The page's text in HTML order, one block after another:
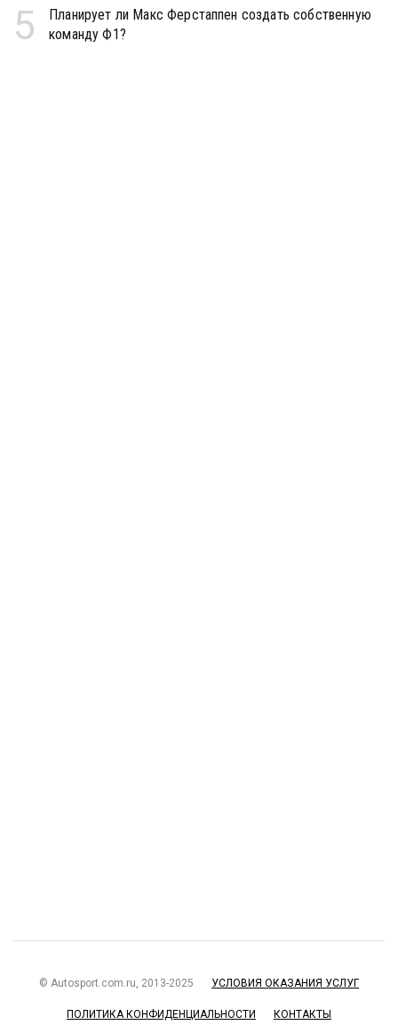
5
Планирует ли Макс Ферстаппен создать собственную
команду Ф1?
© Autosport.com.ru, 2013-2025 УСЛОВИЯ ОКАЗАНИЯ УСЛУГ
ПОЛИТИКА КОНФИДЕНЦИАЛЬНОСТИ КОНТАКТЫ